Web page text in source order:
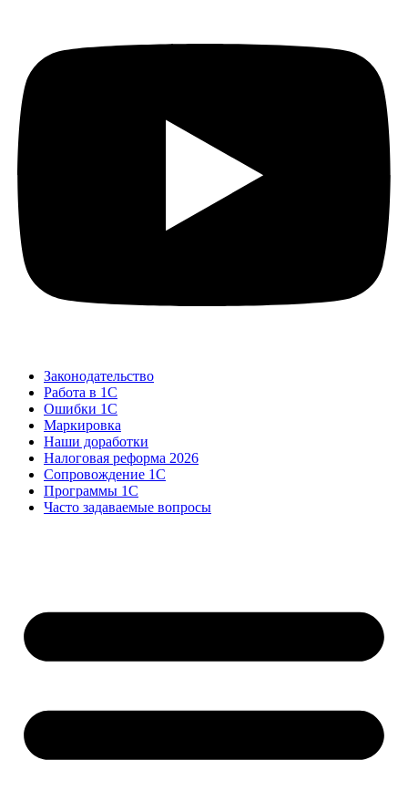
Законодательство
Работа в 1С
Ошибки 1С
Маркировка
Наши доработки
Налоговая реформа 2026
Сопровождение 1С
Программы 1С
Часто задаваемые вопросы